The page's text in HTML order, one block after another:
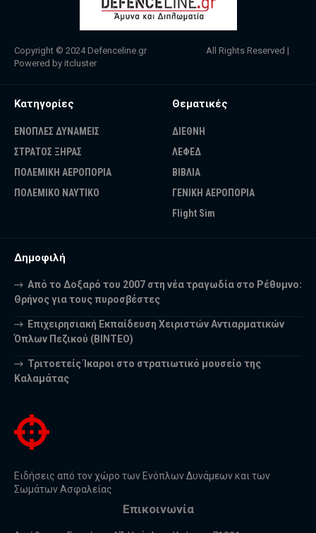
Copyright © 2024 Defenceline.gr All Rights Reserved |
Powered by itcluster
Κατηγορίες
ΕΝΟΠΛΕΣ ΔΥΝΑΜΕΙΣ
ΣΤΡΑΤΟΣ ΞΗΡΑΣ
ΠΟΛΕΜΙΚΗ ΑΕΡΟΠΟΡΙΑ
ΠΟΛΕΜΙΚΟ ΝΑΥΤΙΚΟ
Θεματικές
ΔΙΕΘΝΗ
ΛΕΦΕΔ
ΒΙΒΛΙΑ
ΓΕΝΙΚΗ ΑΕΡΟΠΟΡΙΑ
Flight Sim
Δημοφιλή
Από το Δοξαρό του 2007 στη νέα τραγωδία στο Ρέθυμνο:
Θρήνος για τους πυροσβέστες
Επιχειρησιακή Εκπαίδευση Χειριστών Αντιαρματικών
Όπλων Πεζικού (ΒΙΝΤΕΟ)
Τριτοετείς Ίκαροι στο στρατιωτικό μουσείο της
Καλαμάτας
Ειδήσεις από τον χώρο των Ενόπλων Δυνάμεων και των
Σωμάτων Ασφαλείας
Επικοινωνία